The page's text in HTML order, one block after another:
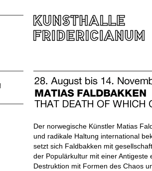
Der norwegische Künstler Matias
und radikale Haltung international
setzt sich Faldbakken mit
der Populärkultur mit einer
Destruktion mit Formen des Chaos